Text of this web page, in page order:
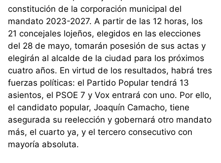
constitución de la corporación municipal del
mandato 2023-2027. A partir de las 12 horas, los
21 concejales lojeños, elegidos en las elecciones
del 28 de mayo, tomarán posesión de sus actas y
elegirán al alcalde de la ciudad para los próximos
cuatro años. En virtud de los resultados, habrá tres
fuerzas políticas: el Partido Popular tendrá 13
asientos, el PSOE 7 y Vox entrará con uno. Por ello,
el candidato popular, Joaquín Camacho, tiene
asegurada su reelección y gobernará otro mandato
más, el cuarto ya, y el tercero consecutivo con
mayoría absoluta.